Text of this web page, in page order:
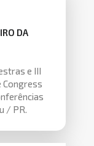
DA
e III
Congress
/ PR.